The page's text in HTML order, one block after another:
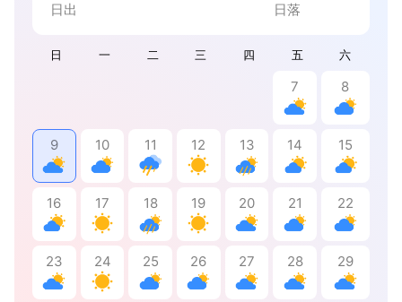
日 一 二 三 四 五 六
7 8
9 10 11 12 13 14 15
16 17 18 19 20 21 22
23 24 25 26 27 28 29
日出 日落